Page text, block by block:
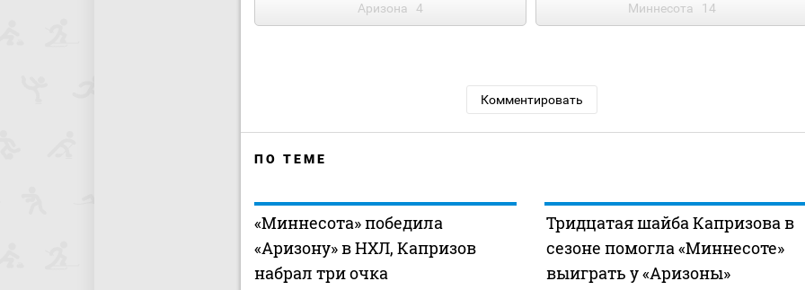
Аризона 4 Миннесота 14
Комментировать
ПО ТЕМЕ
«Миннесота» победила
«Аризону» в НХЛ, Капризов
набрал три очка
Тридцатая шайба Капризова в
сезоне помогла «Миннесоте»
выиграть у «Аризоны»